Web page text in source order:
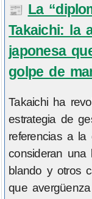
📰 La
Takaichi: la
japonesa
golpe de
Takaichi ha
estrategia de
referencias a la
consideran una
blando y otros
que